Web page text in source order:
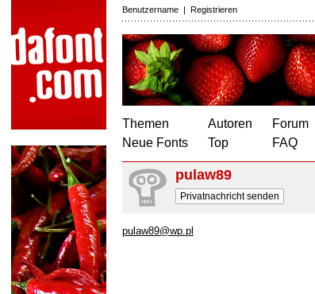
Benutzername | Registrieren
Themen
Neue Fonts
Autoren
Top
Forum
FAQ
pulaw89
Privatnachricht senden
pulaw89@wp.pl